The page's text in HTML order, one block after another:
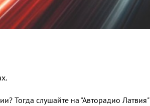
Тогда слушайте на "Авторадио Латвия"